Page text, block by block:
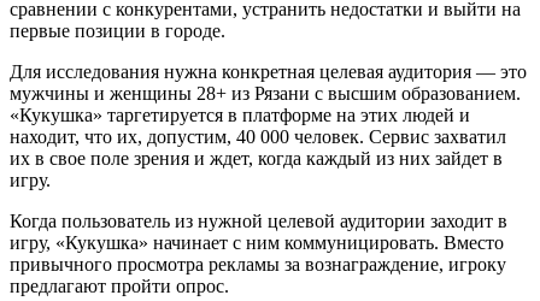
сравнении с конкурентами, устранить недостатки и выйти на
первые позиции в городе.
Для исследования нужна конкретная целевая аудитория — это
мужчины и женщины 28+ из Рязани с высшим образованием.
«Кукушка» таргетируется в платформе на этих людей и
находит, что их, допустим, 40 000 человек. Сервис захватил
их в свое поле зрения и ждет, когда каждый из них зайдет в
игру.
Когда пользователь из нужной целевой аудитории заходит в
игру, «Кукушка» начинает с ним коммуницировать. Вместо
привычного просмотра рекламы за вознаграждение, игроку
предлагают пройти опрос.